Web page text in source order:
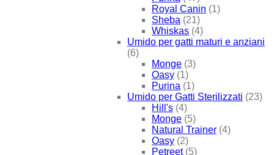
Royal Canin (1)
Sheba (21)
Whiskas (4)
Umido per gatti maturi e anziani
(6)
Monge (3)
Oasy (1)
Purina (1)
Umido per Gatti Sterilizzati (23)
Hill's (4)
Monge (5)
Natural Trainer (4)
Oasy (2)
Petreet (5)